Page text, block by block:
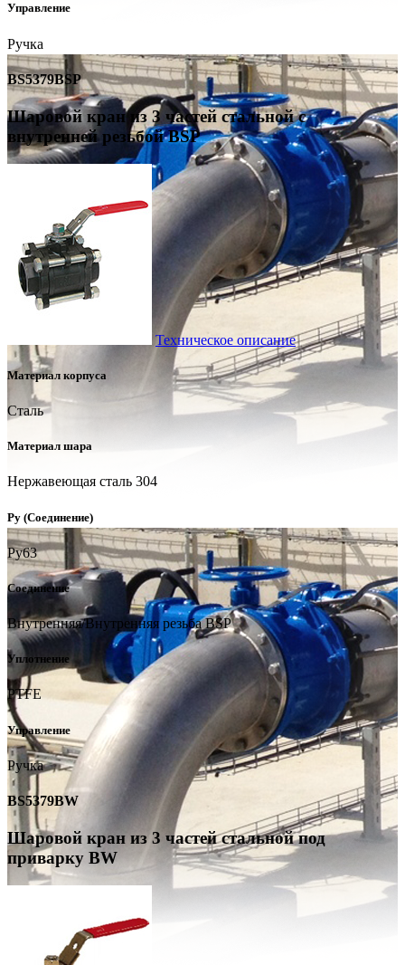
Управление
Ручка
BS5379BSP
Шаровой кран из 3 частей стальной с
внутренней резьбой BSP
Техническое описание
Материал корпуса
Сталь
Материал шара
Нержавеющая сталь 304
Ру (Соединение)
Ру63
Соединение
Внутренняя/Внутренняя резьба BSP
Уплотнение
PTFE
Управление
Ручка
BS5379BW
Шаровой кран из 3 частей стальной под
приварку BW